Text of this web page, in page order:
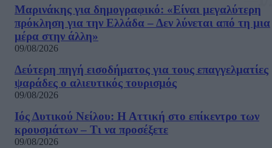
Μαρινάκης για δημογραφικό: «Είναι μεγαλύτερη
πρόκληση για την Ελλάδα – Δεν λύνεται από τη μια
μέρα στην άλλη»
09/08/2026
Δεύτερη πηγή εισοδήματος για τους επαγγελματίες
ψαράδες ο αλιευτικός τουρισμός
09/08/2026
Ιός Δυτικού Νείλου: Η Αττική στο επίκεντρο των
κρουσμάτων – Τι να προσέξετε
09/08/2026